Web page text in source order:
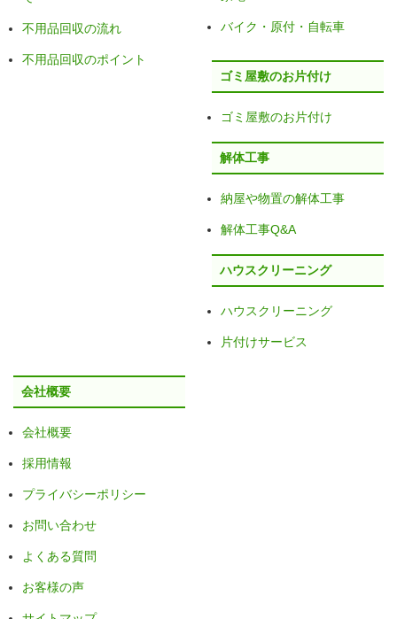
不用品回収の流れ
不用品回収のポイント
バイク・原付・自転車
ゴミ屋敷のお片付け
ゴミ屋敷のお片付け
解体工事
納屋や物置の解体工事
解体工事Q&A
ハウスクリーニング
ハウスクリーニング
片付けサービス
会社概要
会社概要
採用情報
プライバシーポリシー
お問い合わせ
よくある質問
お客様の声